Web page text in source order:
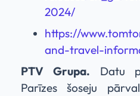
2024/
https://
and-travel-
PTV Grupa. Datu
Parīzes šoseju